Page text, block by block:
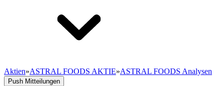
Aktien»ASTRAL FOODS AKTIE»ASTRAL FOODS Analysen
Push Mitteilungen